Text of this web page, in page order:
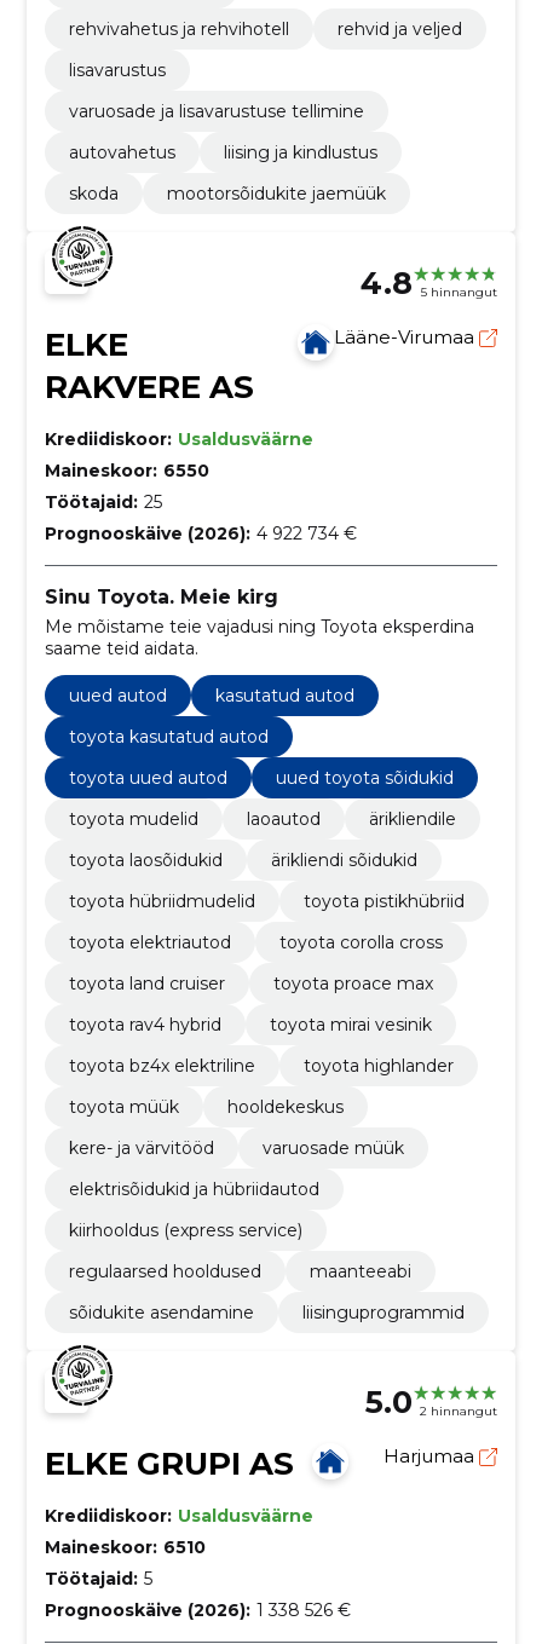
rehvivahetus ja rehvihotell
rehvid ja veljed
lisavarustus
varuosade ja lisavarustuse tellimine
autovahetus
liising ja kindlustus
skoda
mootorsõidukite jaemüük
4.8 5 hinnangut
ELKE
RAKVERE AS
Lääne-Virumaa
Krediidiskoor: Usaldusväärne
Maineskoor: 6550
Töötajaid: 25
Prognooskäive (2026): 4 922 734 €
Sinu Toyota. Meie kirg
Me mõistame teie vajadusi ning Toyota eksperdina
saame teid aidata.
uued autod
kasutatud autod
toyota kasutatud autod
toyota uued autod
uued toyota sõidukid
toyota mudelid
laoautod
ärikliendile
toyota laosõidukid
ärikliendi sõidukid
toyota hübriidmudelid
toyota pistikhübriid
toyota elektriautod
toyota corolla cross
toyota land cruiser
toyota proace max
toyota rav4 hybrid
toyota mirai vesinik
toyota bz4x elektriline
toyota highlander
toyota müük
hooldekeskus
kere- ja värvitööd
varuosade müük
elektrisõidukid ja hübriidautod
kiirhooldus (express service)
regulaarsed hooldused
maanteeabi
sõidukite asendamine
liisinguprogrammid
5.0 2 hinnangut
ELKE GRUPI AS Harjumaa
Krediidiskoor: Usaldusväärne
Maineskoor: 6510
Töötajaid: 5
Prognooskäive (2026): 1 338 526 €